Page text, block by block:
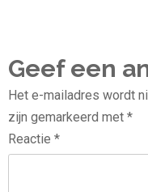
Geef een
Het e-mailadres wordt
zijn gemarkeerd met *
Reactie *